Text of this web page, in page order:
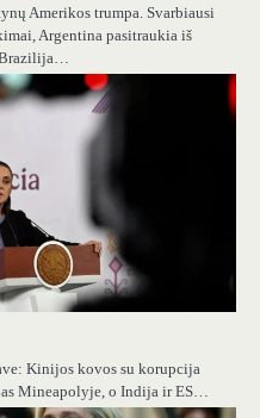
Amerikos trumpa. Svarbiausi
Argentina pasitraukia iš
Kinijos kovos su korupcija
Mineapolyje, o Indija ir ES…